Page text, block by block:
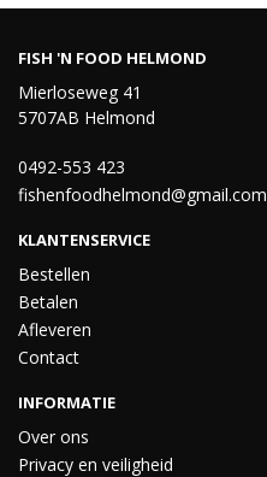
FISH 'N FOOD HELMOND
Mierloseweg 41
5707AB Helmond
0492-553 423
fishenfoodhelmond@gmail.com
KLANTENSERVICE
Bestellen
Betalen
Afleveren
Contact
INFORMATIE
Over ons
Privacy en veiligheid